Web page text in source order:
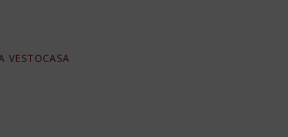
VESTOCASA